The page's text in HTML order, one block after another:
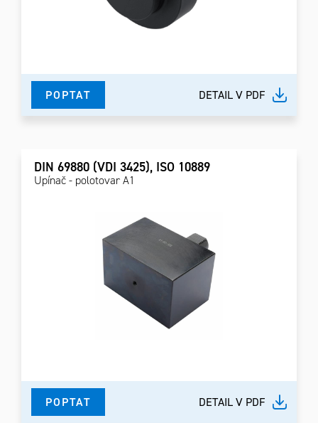
POPTAT DETAIL V PDF
DIN 69880 (VDI 3425), ISO 10889
Upínač - polotovar A1
POPTAT DETAIL V PDF